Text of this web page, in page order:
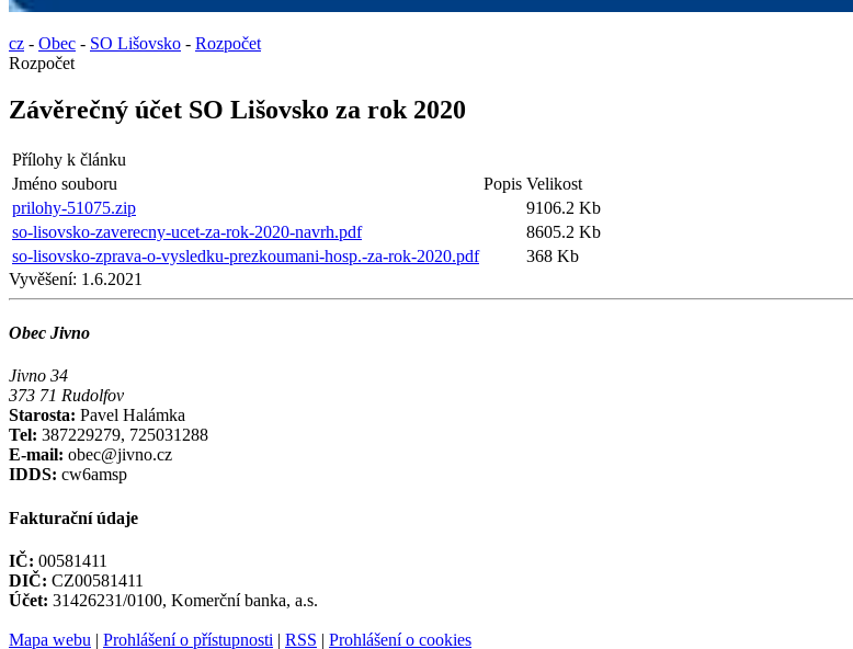
cz - Obec - SO Lišovsko - Rozpočet
Rozpočet
Závěrečný účet SO Lišovsko za rok 2020
Přílohy k článku
Jméno souboru
Popis Velikost
prilohy-51075.zip
9106.2 Kb
so-lisovsko-zaverecny-ucet-za-rok-2020-navrh.pdf
8605.2 Kb
so-lisovsko-zprava-o-vysledku-prezkoumani-hosp.-za-rok-2020.pdf
368 Kb
Vyvěšení: 1.6.2021
Obec Jivno
Jivno 34
373 71 Rudolfov
Starosta: Pavel Halámka
Tel: 387229279, 725031288
E-mail: obec@jivno.cz
IDDS: cw6amsp
Fakturační údaje
IČ: 00581411
DIČ: CZ00581411
Účet: 31426231/0100, Komerční banka, a.s.
Mapa webu | Prohlášení o přístupnosti | RSS | Prohlášení o cookies